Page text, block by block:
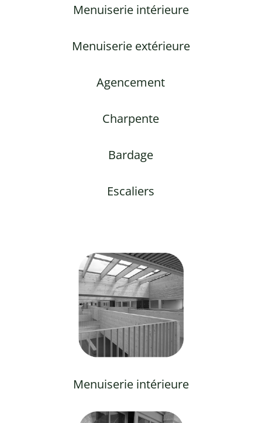
Menuiserie intérieure
Menuiserie extérieure
Agencement
Charpente
Bardage
Escaliers
Menuiserie intérieure